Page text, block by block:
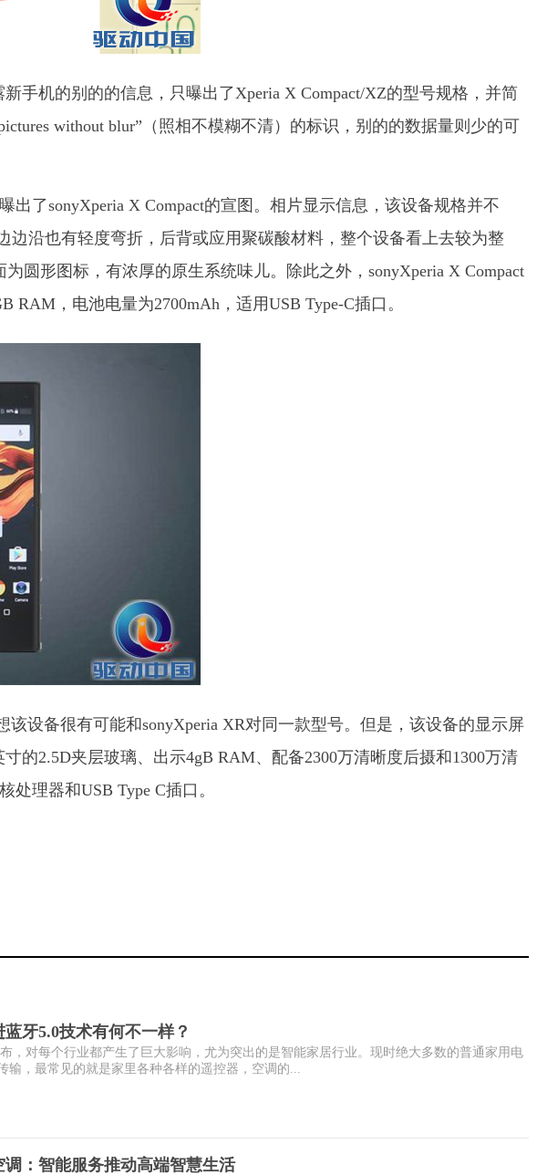
手机的别的的信息，只曝出了Xperia X Compact/XZ的型号规格，并简
without blur”（照相不模糊不清）的标识，别的的数据量则少的可
出了sonyXperia X Compact的宣图。相片显示信息，该设备规格并不
边沿也有轻度弯折，后背或应用聚碳酸材料，整个设备看上去较为整
圆形图标，有浓厚的原生系统味儿。除此之外，sonyXperia X Compact
RAM，电池电量为2700mAh，适用USB Type-C插口。
该设备很有可能和sonyXperia XR对同一款型号。但是，该设备的显示屏
寸的2.5D夹层玻璃、出示4gB RAM、配备2300万清晰度后摄和1300万清
处理器和USB Type C插口。
牙5.0技术有何不一样？
，对每个行业都产生了巨大影响，尤为突出的是智能家居行业。现时绝大多数的普通家用电
输，最常见的就是家里各种各样的遥控器，空调的...
调：智能服务推动高端智慧生活